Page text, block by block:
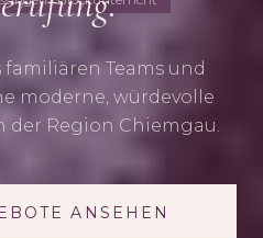
familiären Teams und
moderne, würdevolle
Region Chiemgau.
ANSEHEN